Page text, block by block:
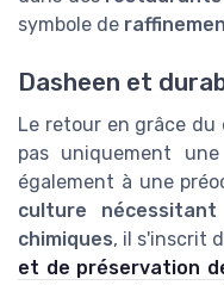
symbole de
Dasheen et
Le retour en grâce du
pas uniquement
également à une
culture
chimiques, il s'inscrit
et de préservation